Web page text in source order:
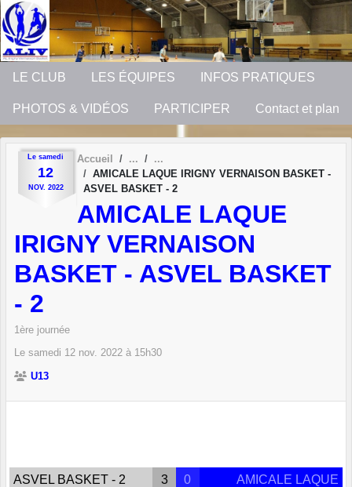
LE CLUB LES ÉQUIPES INFOS PRATIQUES
PHOTOS & VIDÉOS PARTICIPER Contact et plan
Le samedi
12
NOV. 2022
Accueil
AMICALE LAQUE IRIGNY VERNAISON BASKET -
ASVEL BASKET - 2
AMICALE LAQUE
IRIGNY VERNAISON
BASKET - ASVEL BASKET
- 2
1ère journée
Le samedi 12 nov. 2022 à 15h30
U13
ASVEL BASKET - 2 3 0
AMICALE LAQUE
Panneau de gestion des cookies